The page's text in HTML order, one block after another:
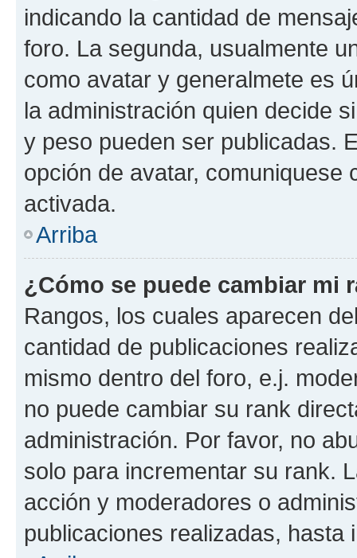
indicando la cantidad de
foro. La segunda, usualmente
como avatar y generalmete es
la administración quien decide
y peso pueden ser publicadas.
opción de avatar, comuniquese
activada.
Arriba
¿Cómo se puede cambiar mi
Rangos, los cuales aparecen
cantidad de publicaciones
mismo dentro del foro, e.j.
no puede cambiar su rank
administración. Por favor, no
solo para incrementar su rank.
acción y moderadores o
publicaciones realizadas, hasta